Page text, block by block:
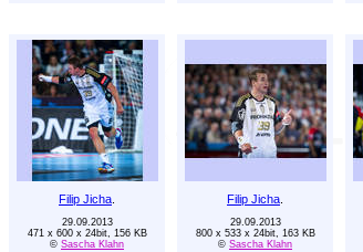
Filip Jicha Filip Jicha
29.09.2013
471 x 600 x 24bit, 156 KB
© Sascha Klahn
29.09.2013
800 x 533 x 24bit, 163 KB
© Sascha Klahn